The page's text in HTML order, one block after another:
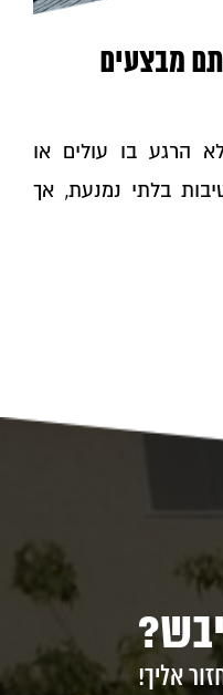
מבצעים
הרגע בו עולים או
בלתי נמנעת, אך
אליך!